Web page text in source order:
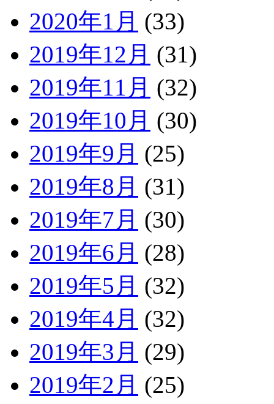
2020年1月 (33)
2019年12月 (31)
2019年11月 (32)
2019年10月 (30)
2019年9月 (25)
2019年8月 (31)
2019年7月 (30)
2019年6月 (28)
2019年5月 (32)
2019年4月 (32)
2019年3月 (29)
2019年2月 (25)